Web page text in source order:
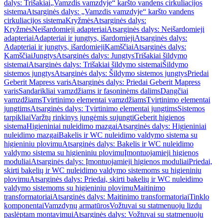
dalys: Trišakiai„Vamzdis vamzdyje“ karšto vandens cirkuliacijos
sistemaAtsarginės dalys: „Vamzdis vamzdyje“ karšto vandens
cirkuliacijos sistemaKryžmėsAtsarginės dalys:
KryžmėsNeišardomieji adapteriaiAtsarginės dalys: Neišardomieji
adapteriaiAdapteriai ir jungtys, išardomiejiAtsarginės dalys:
Adapteriai ir jungtys, išardomiejiKamščiaiAtsarginės dalys:
KamščiaiJungtysAtsarginės dalys: JungtysTrišakiai šildymo
sistemaiAtsarginės dalys: Trišakiai šildymo sistemaiŠildymo
sistemos jungtysAtsarginės dalys: Šildymo sistemos jungtysPriedai
Geberit Mapress varisAtsarginės dalys: Priedai Geberit Mapress
varisSandarikliai vamzdžiams ir fasoninėms dalimsDangčiai
vamzdžiamsTvirtinimo elementai vamzdžiamsTvirtinimo elementai
jungtimsAtsarginės dalys: Tvirtinimo elementai jungtimsSistemos
tarpikliaiVaržtų rinkinys jungėmis sujungtiGeberit higienos
sistemaHigieniniai nuleidimo mazgaiAtsarginės dalys: Higieniniai
nuleidimo mazgaiBakelis ir WC nuleidimo valdymo sistema su
higieniniu plovimuAtsarginės dalys: Bakelis ir WC nuleidimo
valdymo sistema su higieniniu plovimuĮmontuojamieji higienos
moduliaiAtsarginės dalys: Įmontuojamieji higienos moduliaiPriedai,
skirti bakelių ir WC nuleidimo valdymo sistemoms su higieniniu
plovimuAtsarginės dalys: Priedai, skirti bakelių ir WC nuleidimo
valdymo sistemoms su higieniniu plovimuMaitinimo
transformatoriaiAtsarginės dalys: Maitinimo transformatoriaiTinklo
komponentaiVamzdynų armatūrosVožtuvai su statmenuoju lizdu
paslėptam montavimuiAtsarginės dalys: Vožtuvai su statmenuoju